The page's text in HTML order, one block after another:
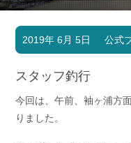
マリンクラブ
マリンライフを堪能したい！
ボート免許
長年の実績と信頼！
2019年 6月 5日 公式
スタッフ釣行
今回は、午前、袖ヶ浦方
りました。